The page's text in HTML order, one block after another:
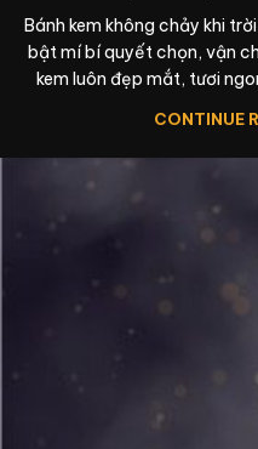
Bánh kem không chảy khi
bật mí bí quyết chọn, vận
kem luôn đẹp mắt, tươi
CONTINUE